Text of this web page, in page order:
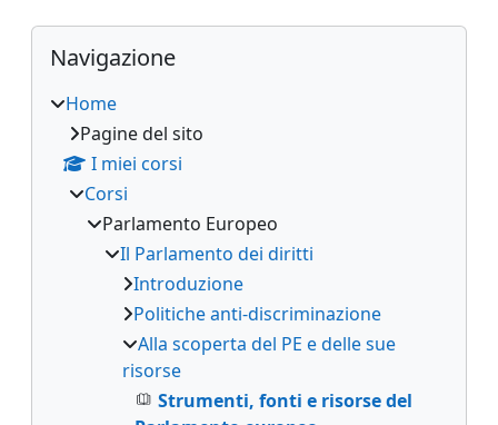
Blocchi supplementari
Salta Navigazione
Navigazione
Home
Pagine del sito
I miei corsi
Corsi
Parlamento Europeo
Il Parlamento dei diritti
Introduzione
Politiche anti-discriminazione
Alla scoperta del PE e delle sue
risorse
Strumenti, fonti e risorse del